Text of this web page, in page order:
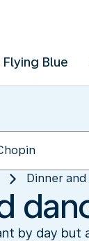
Flying Blue
Dinner and
by day